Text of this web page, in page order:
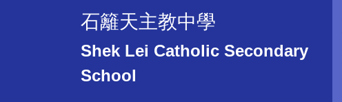
石籬天主教中學
Shek Lei Catholic Secondary
School